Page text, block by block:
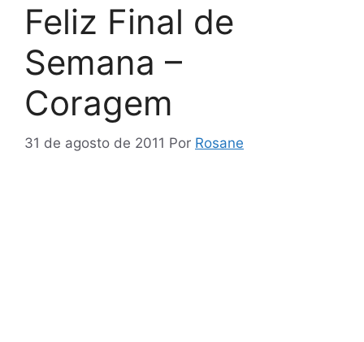
Feliz Final de
Semana –
Coragem
31 de agosto de 2011 Por Rosane